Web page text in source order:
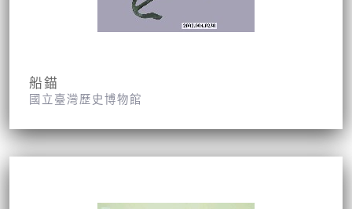
船錨
國立臺灣歷史博物館